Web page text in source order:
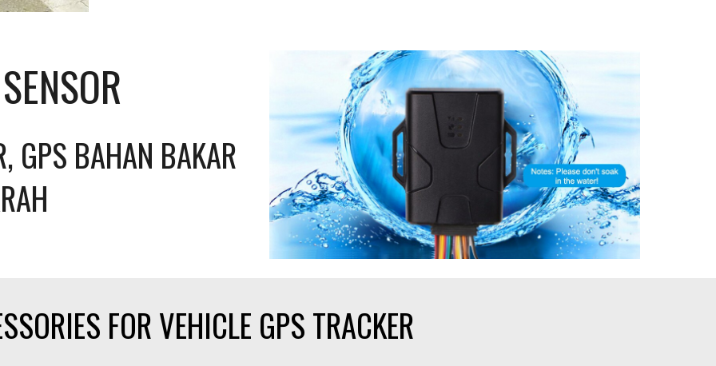
GPS BAHAN BAKAR
FOR VEHICLE GPS TRACKER